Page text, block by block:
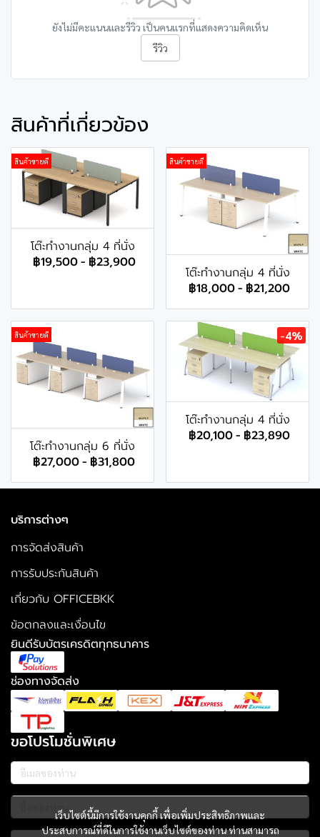
ยังไม่มีคะแนนและรีวิว เป็นคนแรกที่แสดงความคิดเห็น
รีวิว
สินค้าที่เกี่ยวข้อง
สินค้าขายดี
โต๊ะทำงานกลุ่ม 4 ที่นั่ง
฿19,500- ฿23,900
สินค้าขายดี
โต๊ะทำงานกลุ่ม 4 ที่นั่ง
฿18,000- ฿21,200
สินค้าขายดี
โต๊ะทำงานกลุ่ม 6 ที่นั่ง
฿27,000- ฿31,800
-4%
โต๊ะทำงานกลุ่ม 4 ที่นั่ง
฿20,100- ฿23,890
เว็บไซต์นี้มีการใช้งานคุกกี้ เพื่อเพิ่มประสิทธิภาพและ
ประสบการณ์ที่ดีในการใช้งานเว็บไซต์ของท่าน ท่านสามารถ
บริการต่างๆ
การจัดส่งสินค้า
การรับประกันสินค้า
เกี่ยวกับ OFFICEBKK
ข้อตกลงและเงื่อนไข
ยินดีรับบัตรเครดิตทุกธนาคาร
ช่องทางจัดส่ง
ขอโปรโมชั่นพิเศษ